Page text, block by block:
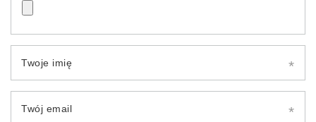
Twoje imię
Twój email